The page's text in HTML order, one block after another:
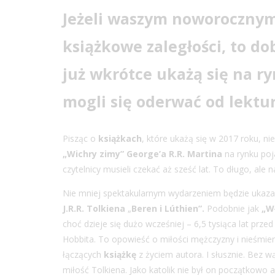
Jeżeli waszym
książkowe zaległości, to
już wkrótce ukażą się na
mogli się oderwać od
Pisząc o książkach, które ukażą się w 2017 roku,
„Wichry zimy” George’a R.R. Martina na rynku
czytelnicy musieli czekać aż sześć lat. To długo, ale
Nie mniej spektakularnym wydarzeniem będzie
J.R.R. Tolkiena „Beren i Lúthien”. Podobnie jak
choć dzieje się dużo wcześniej – 6,5 tysiąca lat
Hobbita. To opowieść o miłości mężczyzny i
łączących książkę z życiem autora. I słusznie. Bez
miłość Tolkiena. Jako katolik nie był on